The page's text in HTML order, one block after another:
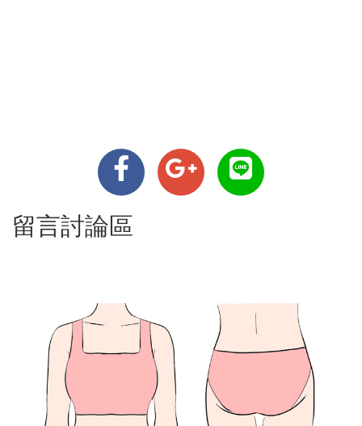
留言討論區